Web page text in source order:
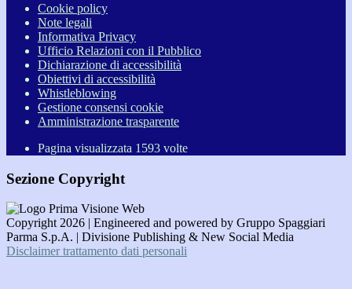
Cookie policy
Note legali
Informativa Privacy
Ufficio Relazioni con il Pubblico
Dichiarazione di accessibilità
Obiettivi di accessibilità
Whistleblowing
Gestione consensi cookie
Amministrazione trasparente
Pagina visualizzata 1593 volte
Sezione Copyright
Copyright 2026 | Engineered and powered by Gruppo Spaggiari
Parma S.p.A. | Divisione Publishing & New Social Media
Disclaimer trattamento dati personali